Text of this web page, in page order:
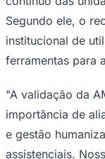
institucional de
ferramentas para
"A validação da
e gestão
assistenciais.
assistência